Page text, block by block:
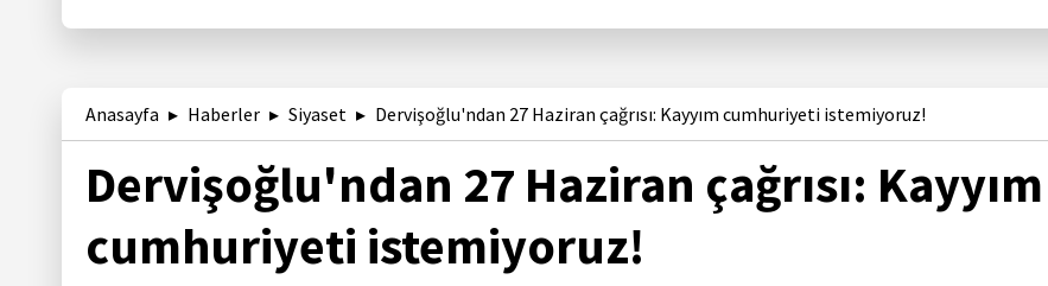
Anasayfa Haberler Siyaset Dervişoğlu'ndan 27 Haziran çağrısı: Kayyım cumhuriyeti istemiyoruz!
Dervişoğlu'ndan 27 Haziran çağrısı: Kayyım
cumhuriyeti istemiyoruz!